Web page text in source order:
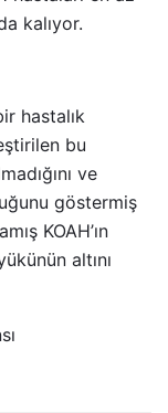
kalıyor.
hastalık
bu
ve
göstermiş
KOAH’ın
altını